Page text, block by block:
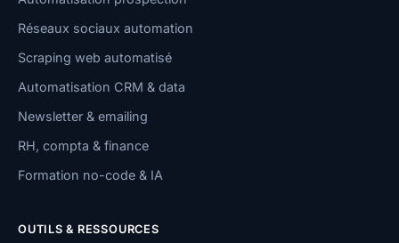
Réseaux sociaux automation
Scraping web automatisé
Automatisation CRM & data
Newsletter & emailing
RH, compta & finance
Formation no-code & IA
OUTILS & RESSOURCES